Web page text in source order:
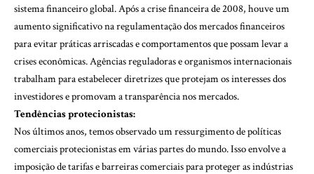
sistema financeiro global. Após a crise financeira de 2008, houve um
aumento significativo na regulamentação dos mercados financeiros
para evitar práticas arriscadas e comportamentos que possam levar a
crises econômicas. Agências reguladoras e organismos internacionais
trabalham para estabelecer diretrizes que protejam os interesses dos
investidores e promovam a transparência nos mercados.
Tendências protecionistas:
Nos últimos anos, temos observado um ressurgimento de políticas
comerciais protecionistas em várias partes do mundo. Isso envolve a
imposição de tarifas e barreiras comerciais para proteger as indústrias